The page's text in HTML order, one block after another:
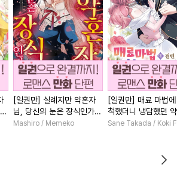
[일권만] 실례지만 약혼자
님, 당신의 눈은 장식인가
요? [단행본]
Mashiro / Memeko
[일권만] 매료 마법
척했더니 냉담했던
가 맹목적인 사랑꾼
Sane Takada / Koki